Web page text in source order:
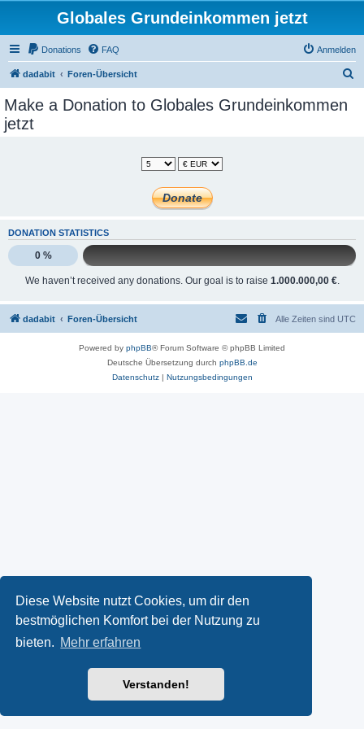
Diese Website nutzt Cookies, um dir den
bestmöglichen Komfort bei der Nutzung zu
bieten. Mehr erfahren
Verstanden!
Globales Grundeinkommen jetzt
Donations FAQ Anmelden
dadabit Foren-Übersicht
Make a Donation to Globales Grundeinkommen
jetzt
DONATION STATISTICS
0 %
We haven’t received any donations. Our goal is to raise 1.000.000,00 €.
dadabit Foren-Übersicht Alle Zeiten sind UTC
Powered by phpBB® Forum Software © phpBB Limited
Deutsche Übersetzung durch phpBB.de
Datenschutz| Nutzungsbedingungen